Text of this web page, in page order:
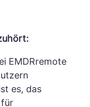
EMDRremote
es, das